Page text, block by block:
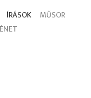
ÍRÁSOK
MŰSOR